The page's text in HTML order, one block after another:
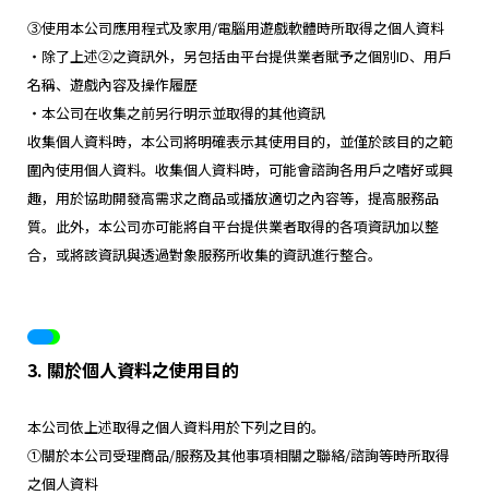
③使用本公司應用程式及家用/電腦用遊戲軟體時所取得之個人資料
・除了上述②之資訊外，另包括由平台提供業者賦予之個別ID、用戶
名稱、遊戲內容及操作履歷
・本公司在收集之前另行明示並取得的其他資訊
收集個人資料時，本公司將明確表示其使用目的，並僅於該目的之範
圍內使用個人資料。收集個人資料時，可能會諮詢各用戶之嗜好或興
趣，用於協助開發高需求之商品或播放適切之內容等，提高服務品
質。此外，本公司亦可能將自平台提供業者取得的各項資訊加以整
合，或將該資訊與透過對象服務所收集的資訊進行整合。
3. 關於個人資料之使用目的
本公司依上述取得之個人資料用於下列之目的。
①關於本公司受理商品/服務及其他事項相關之聯絡/諮詢等時所取得
之個人資料